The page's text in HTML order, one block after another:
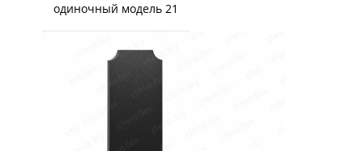
одиночный модель 21